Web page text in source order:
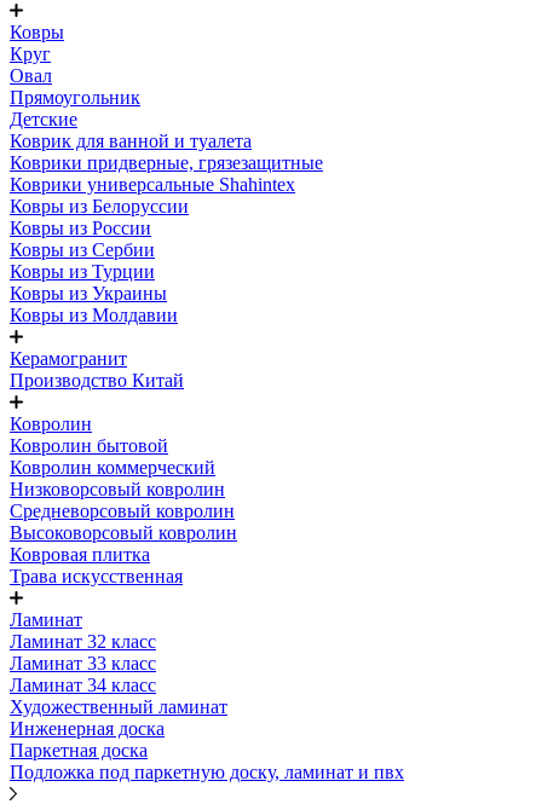
Ковры
Круг
Овал
Прямоугольник
Детские
Коврик для ванной и туалета
Коврики придверные, грязезащитные
Коврики универсальные Shahintex
Ковры из Белоруссии
Ковры из России
Ковры из Сербии
Ковры из Турции
Ковры из Украины
Ковры из Молдавии
Керамогранит
Производство Китай
Ковролин
Ковролин бытовой
Ковролин коммерческий
Низковорсовый ковролин
Средневорсовый ковролин
Высоковорсовый ковролин
Ковровая плитка
Трава искусственная
Ламинат
Ламинат 32 класс
Ламинат 33 класс
Ламинат 34 класс
Художественный ламинат
Инженерная доска
Паркетная доска
Подложка под паркетную доску, ламинат и пвх